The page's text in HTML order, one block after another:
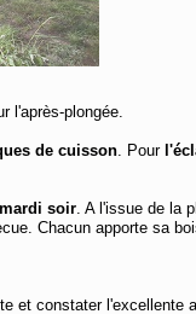
l'après-plongée.
de cuisson . Pour
soir . A l'issue de la
Chacun apporte sa
et constater l'excellente